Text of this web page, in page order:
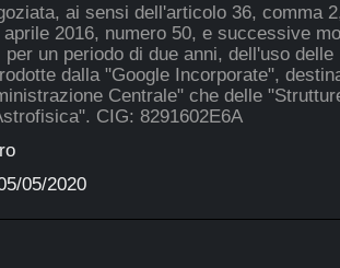
ai sensi dell'articolo 36, comma
2016, numero 50, e successive
un periodo di due anni, dell'uso
dalla "Google Incorporate",
Centrale" che delle
CIG: 8291602E6A
05/2020